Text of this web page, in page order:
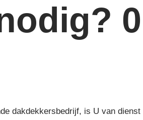
dakdekkersbedrijf, is U van